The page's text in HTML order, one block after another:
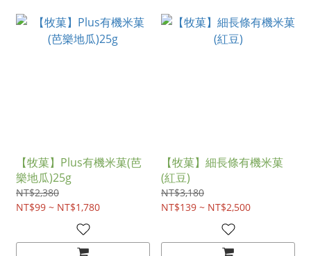
【牧菓】Plus有機米菓(芭
樂地瓜)25g
NT$2,380
NT$99 ~ NT$1,780
【牧菓】細長條有機米菓
(紅豆)
NT$3,180
NT$139 ~ NT$2,500